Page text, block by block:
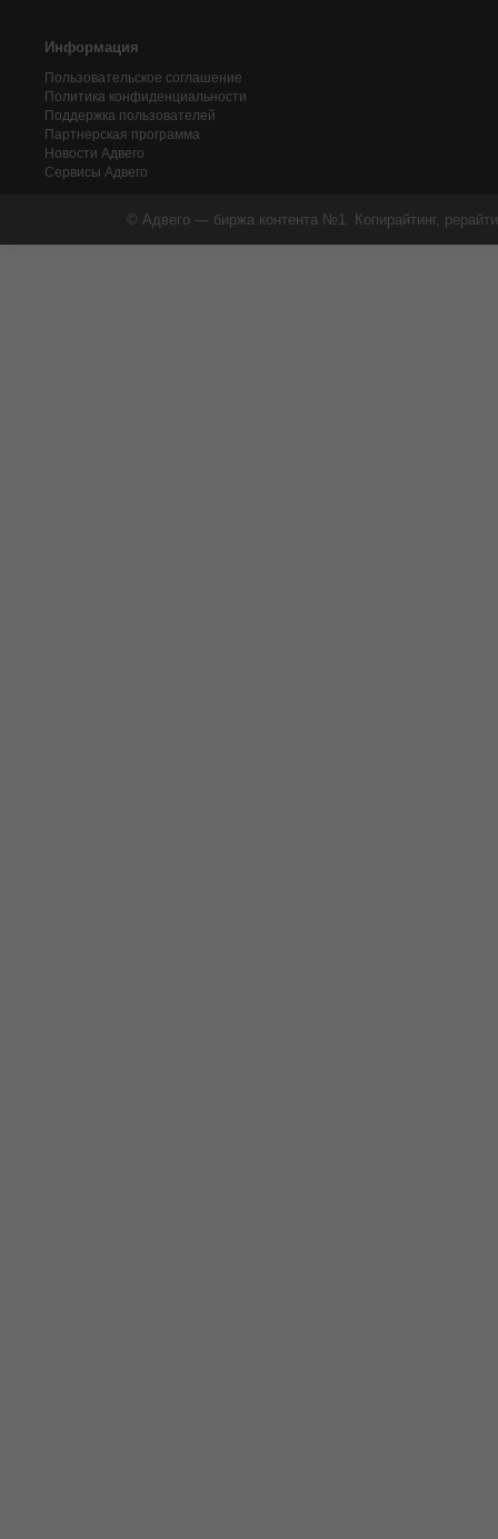
Информация
Пользовательское соглашение
Политика конфиденциальности
Поддержка пользователей
Партнерская программа
Новости Адвего
Сервисы Адвего
© Адвего — биржа контента №1. Копирайтинг,